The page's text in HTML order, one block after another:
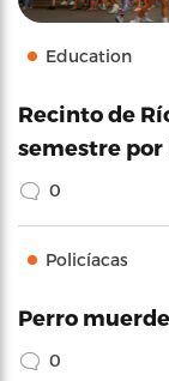
Education
Recinto de
semestre por
0
Policíacas
Perro
0